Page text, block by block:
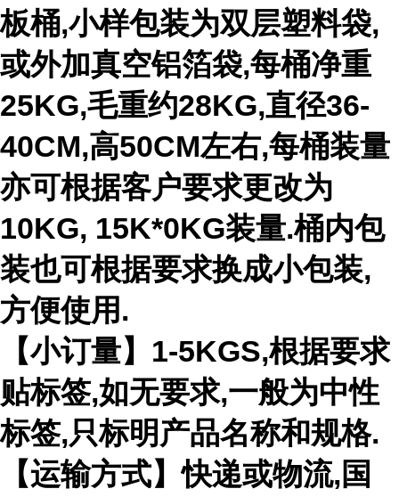
板桶,小样包装为双层塑料袋,
或外加真空铝箔袋,每桶净重
25KG,毛重约28KG,直径36-
40CM,高50CM左右,每桶装量
亦可根据客户要求更改为
10KG, 15K*0KG装量.桶内包
装也可根据要求换成小包装,
方便使用.
【小订量】1-5KGS,根据要求
贴标签,如无要求,一般为中性
标签,只标明产品名称和规格.
【运输方式】快递或物流,国